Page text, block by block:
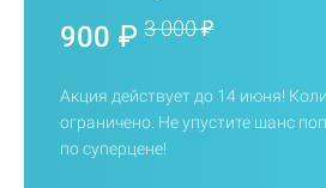
900 ₽ 3 000 ₽
Акция действует до 14 июня!
ограничено. Не упустите шанс
по суперцене!